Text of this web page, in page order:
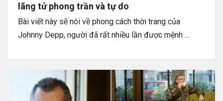
lãng tử phong trần và tự do
Bài viết này sẽ nói về phong cách thời trang của
Johnny Depp, người đã rất nhiều lần được mệnh ...